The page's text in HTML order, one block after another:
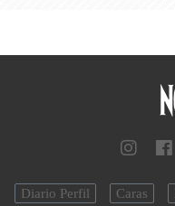
Diario Perfil Caras